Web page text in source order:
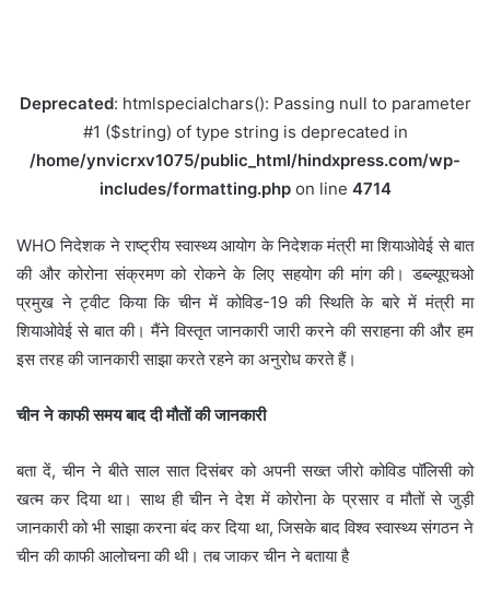
Deprecated: htmlspecialchars(): Passing null to parameter
#1 ($string) of type string is deprecated in
/home/ynvicrxv1075/public_html/hindxpress.com/wp-
includes/formatting.phpon line 4714
WHO निदेशक ने राष्ट्रीय स्वास्थ्य आयोग के निदेशक मंत्री मा शियाओवेई से बात
की और कोरोना संक्रमण को रोकने के लिए सहयोग की मांग की। डब्ल्यूएचओ
प्रमुख ने ट्वीट किया कि चीन में कोविड-19 की स्थिति के बारे में मंत्री मा
शियाओवेई से बात की। मैंने विस्तृत जानकारी जारी करने की सराहना की और हम
इस तरह की जानकारी साझा करते रहने का अनुरोध करते हैं।
चीन ने काफी समय बाद दी मौतों की जानकारी
बता दें, चीन ने बीते साल सात दिसंबर को अपनी सख्त जीरो कोविड पॉलिसी को
खत्म कर दिया था। साथ ही चीन ने देश में कोरोना के प्रसार व मौतों से जुड़ी
जानकारी को भी साझा करना बंद कर दिया था, जिसके बाद विश्व स्वास्थ्य संगठन ने
चीन की काफी आलोचना की थी। तब जाकर चीन ने बताया है